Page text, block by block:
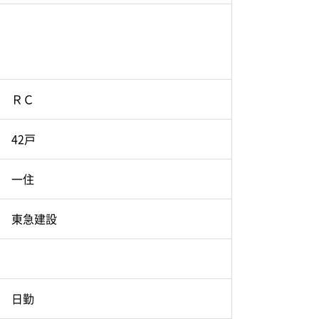
ＲＣ
42戸
一住
東急建設
日勤